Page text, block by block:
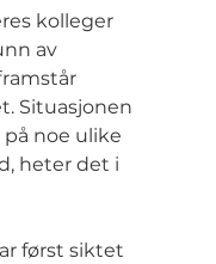
kolleger
av
Situasjonen
noe ulike
heter det i
først siktet